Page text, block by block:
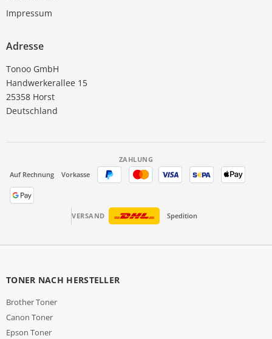
Impressum
Adresse
Tonoo GmbH
Handwerkerallee 15
25358 Horst
Deutschland
ZAHLUNG
Auf Rechnung
Vorkasse
VERSAND Spedition
TONER NACH HERSTELLER
Brother Toner
Canon Toner
Epson Toner